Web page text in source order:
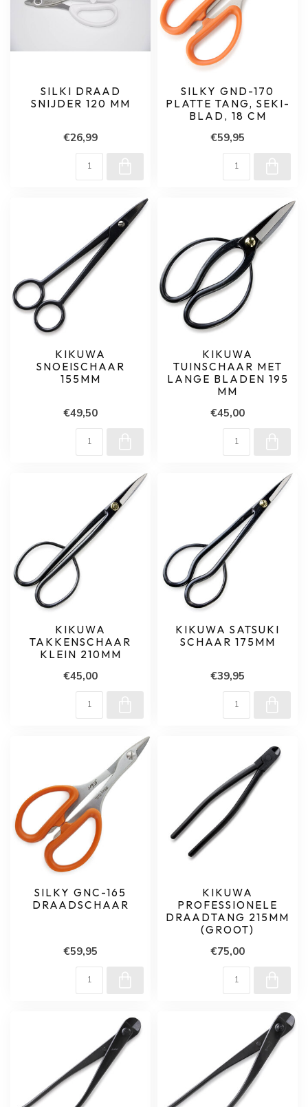
SILKI DRAAD
SNIJDER 120 MM
€26,99
SILKY GND-170
PLATTE TANG, SEKI-
BLAD, 18 CM
€59,95
KIKUWA
SNOEISCHAAR
155MM
€49,50
KIKUWA
TUINSCHAAR MET
LANGE BLADEN 195
MM
€45,00
KIKUWA
TAKKENSCHAAR
KLEIN 210MM
€45,00
KIKUWA SATSUKI
SCHAAR 175MM
€39,95
SILKY GNC-165
DRAADSCHAAR
€59,95
KIKUWA
PROFESSIONELE
DRAADTANG 215MM
(GROOT)
€75,00